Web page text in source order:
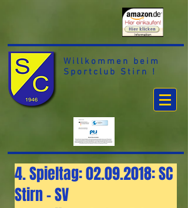
Willkommen beim
Sportclub Stirn !
4. Spieltag: 02.09.2018: SC
Stirn – SV